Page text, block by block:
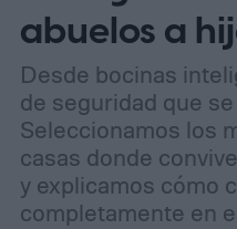
abuelos a
Desde bocinas
de seguridad que
Seleccionamos los
casas donde
y explicamos cómo
completamente en